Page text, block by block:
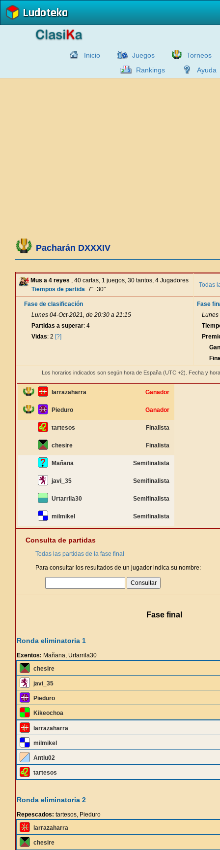
Ludoteka
Inicio Juegos
Torneos
Rankings
Ayuda
Pacharán DXXXIV
Mus a 4 reyes , 40 cartas, 1 juegos, 30 tantos, 4 Jugadores
Tiempos de partida: 7"+30"
Todas
Fase de clasificación
Lunes 04-Oct-2021, de 20:30 a 21:15
Partidas a superar: 4
Vidas: 2 [?]
Fase
Lunes
Los horarios indicados son según hora de España (UTC +2). Fecha y
larrazaharra Ganador
Pieduro Ganador
tartesos Finalista
chesire Finalista
Mañana Semifinalista
javi_35 Semifinalista
Urtarrila30 Semifinalista
milmikel Semifinalista
Consulta de partidas
Todas las partidas de la fase final
Para consultar los resultados de un jugador indica su nombre:
Fase final
Ronda eliminatoria 1
Exentos: Mañana, Urtarrila30
chesire
javi_35
Pieduro
Kikeochoa
larrazaharra
milmikel
Antlu02
tartesos
Ronda eliminatoria 2
Repescados: tartesos, Pieduro
larrazaharra
chesire